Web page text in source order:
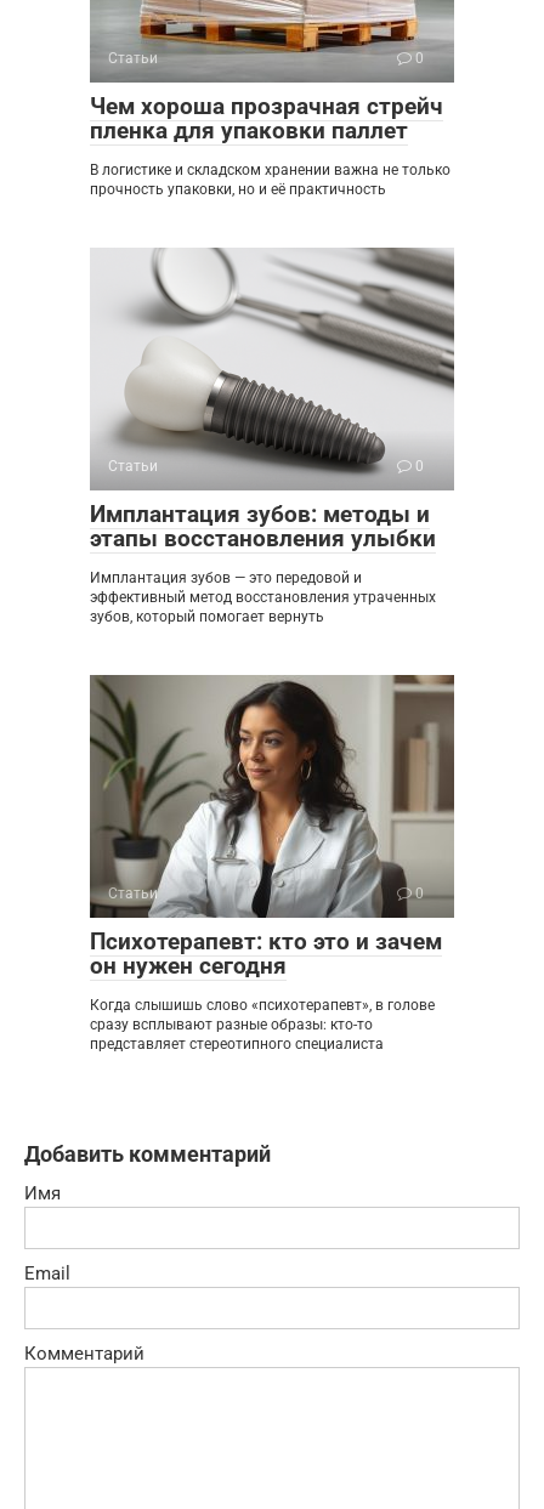
Статьи 0
Чем хороша прозрачная стрейч
пленка для упаковки паллет
В логистике и складском хранении важна не только
прочность упаковки, но и её практичность
Статьи 0
Имплантация зубов: методы и
этапы восстановления улыбки
Имплантация зубов — это передовой и
эффективный метод восстановления утраченных
зубов, который помогает вернуть
Статьи 0
Психотерапевт: кто это и зачем
он нужен сегодня
Когда слышишь слово «психотерапевт», в голове
сразу всплывают разные образы: кто-то
представляет стереотипного специалиста
Добавить комментарий
Имя
Email
Комментарий